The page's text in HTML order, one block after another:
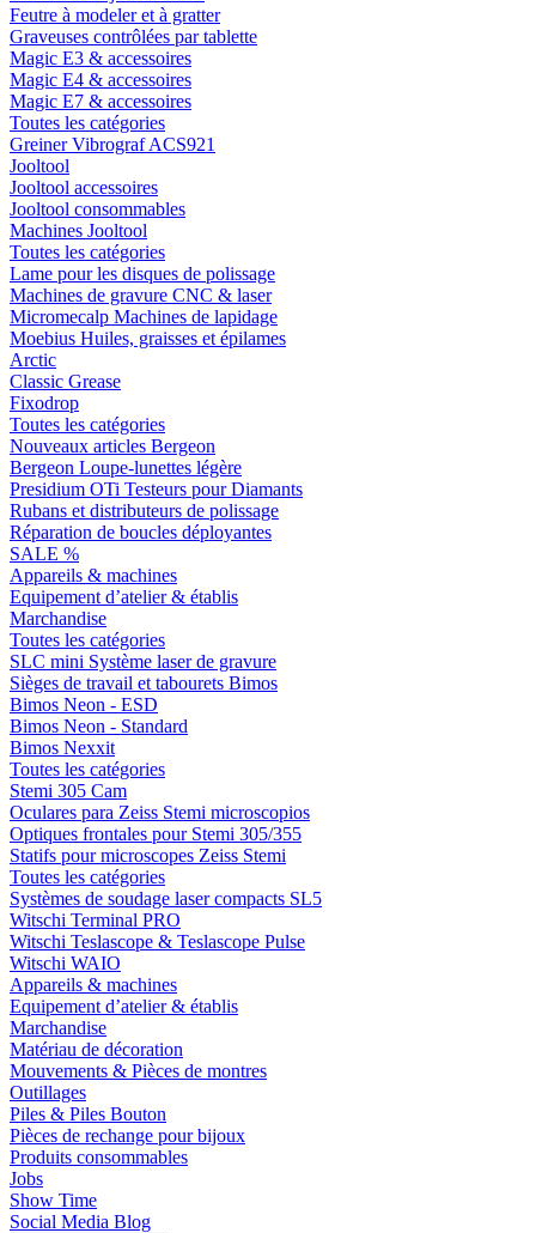
Feutre à modeler et à gratter
Graveuses contrôlées par tablette
Magic E3 & accessoires
Magic E4 & accessoires
Magic E7 & accessoires
Toutes les catégories
Greiner Vibrograf ACS921
Jooltool
Jooltool accessoires
Jooltool consommables
Machines Jooltool
Toutes les catégories
Lame pour les disques de polissage
Machines de gravure CNC & laser
Micromecalp Machines de lapidage
Moebius Huiles, graisses et épilames
Arctic
Classic Grease
Fixodrop
Toutes les catégories
Nouveaux articles Bergeon
Bergeon Loupe-lunettes légère
Presidium OTi Testeurs pour Diamants
Rubans et distributeurs de polissage
Réparation de boucles déployantes
SALE %
Appareils & machines
Equipement d’atelier & établis
Marchandise
Toutes les catégories
SLC mini Système laser de gravure
Sièges de travail et tabourets Bimos
Bimos Neon - ESD
Bimos Neon - Standard
Bimos Nexxit
Toutes les catégories
Stemi 305 Cam
Oculares para Zeiss Stemi microscopios
Optiques frontales pour Stemi 305/355
Statifs pour microscopes Zeiss Stemi
Toutes les catégories
Systèmes de soudage laser compacts SL5
Witschi Terminal PRO
Witschi Teslascope & Teslascope Pulse
Witschi WAIO
Appareils & machines
Equipement d’atelier & établis
Marchandise
Matériau de décoration
Mouvements & Pièces de montres
Outillages
Piles & Piles Bouton
Pièces de rechange pour bijoux
Produits consommables
Jobs
Show Time
Social Media Blog